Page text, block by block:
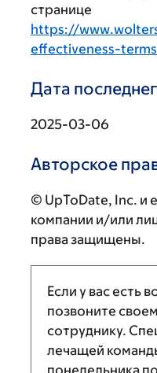
странице
https://
effectiveness-terms
Дата
2025-03-06
Авторское
© UpToDate, Inc. и
компании и/или
права защищены.
Если у вас есть
позвоните
сотруднику.
лечащей
понедельника